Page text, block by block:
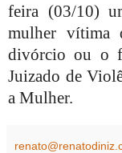
feira (03/10)
mulher vítima
divórcio ou o
Juizado de
a Mulher.